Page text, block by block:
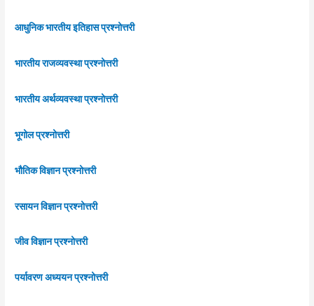
आधुनिक भारतीय इतिहास प्रश्नोत्तरी
भारतीय राजव्यवस्था प्रश्नोत्तरी
भारतीय अर्थव्यवस्था प्रश्नोत्तरी
भूगोल प्रश्नोत्तरी
भौतिक विज्ञान प्रश्नोत्तरी
रसायन विज्ञान प्रश्नोत्तरी
जीव विज्ञान प्रश्नोत्तरी
पर्यावरण अध्ययन प्रश्नोत्तरी